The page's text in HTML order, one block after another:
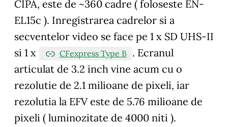
CIPA, este de ~360 cadre ( foloseste EN-
EL15c ). Inregistrarea cadrelor si a
secventelor video se face pe 1 x SD UHS-II
si 1 x
CFexpress Type B . Ecranul
articulat de 3.2 inch vine acum cu o
rezolutie de 2.1 milioane de pixeli, iar
rezolutia la EFV este de 5.76 milioane de
pixeli ( luminozitate de 4000 niti ).